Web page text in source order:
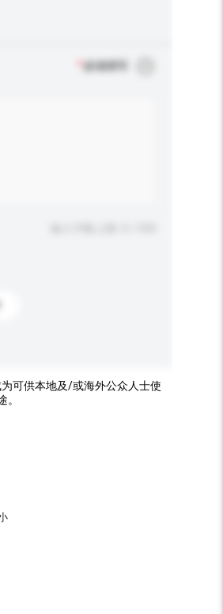
必须填写
可供本地及/或海外公众人士使